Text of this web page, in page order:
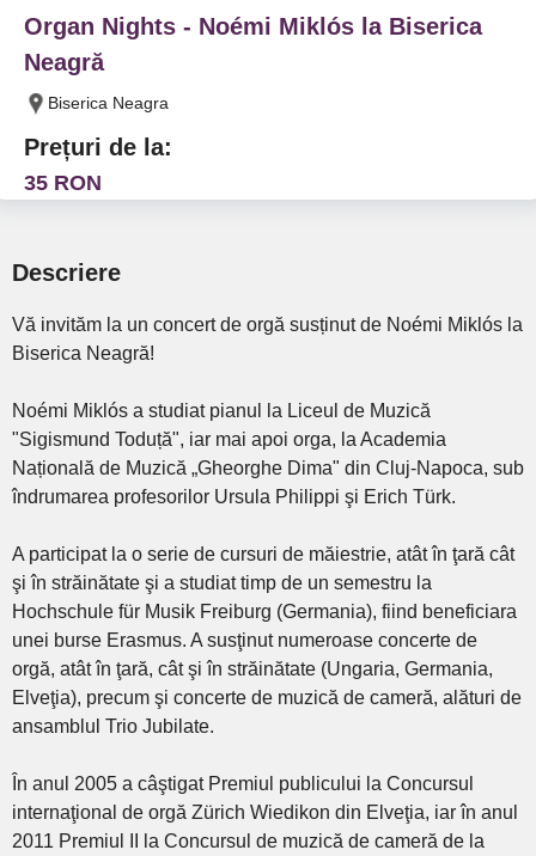
Organ Nights - Noémi Miklós la Biserica
Neagră
Biserica Neagra
Prețuri de la:
35 RON
Descriere
Vă invităm la un concert de orgă susținut de Noémi Miklós la
Biserica Neagră!
Noémi Miklós a studiat pianul la Liceul de Muzică
"Sigismund Toduță", iar mai apoi orga, la Academia
Națională de Muzică „Gheorghe Dima" din Cluj-Napoca, sub
îndrumarea profesorilor Ursula Philippi şi Erich Türk.
A participat la o serie de cursuri de măiestrie, atât în ţară cât
şi în străinătate şi a studiat timp de un semestru la
Hochschule für Musik Freiburg (Germania), fiind beneficiara
unei burse Erasmus. A susţinut numeroase concerte de
orgă, atât în ţară, cât şi în străinătate (Ungaria, Germania,
Elveţia), precum şi concerte de muzică de cameră, alături de
ansamblul Trio Jubilate.
În anul 2005 a câştigat Premiul publicului la Concursul
internaţional de orgă Zürich Wiedikon din Elveţia, iar în anul
2011 Premiul II la Concursul de muzică de cameră de la